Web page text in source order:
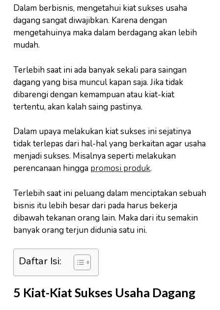
Dalam berbisnis, mengetahui kiat sukses usaha
dagang sangat diwajibkan. Karena dengan
mengetahuinya maka dalam berdagang akan lebih
mudah.
Terlebih saat ini ada banyak sekali para saingan
dagang yang bisa muncul kapan saja. Jika tidak
dibarengi dengan kemampuan atau kiat-kiat
tertentu, akan kalah saing pastinya.
Dalam upaya melakukan kiat sukses ini sejatinya
tidak terlepas dari hal-hal yang berkaitan agar usaha
menjadi sukses. Misalnya seperti melakukan
perencanaan hingga promosi produk.
Terlebih saat ini peluang dalam menciptakan sebuah
bisnis itu lebih besar dari pada harus bekerja
dibawah tekanan orang lain. Maka dari itu semakin
banyak orang terjun didunia satu ini.
Daftar Isi:
5 Kiat-Kiat Sukses Usaha Dagang